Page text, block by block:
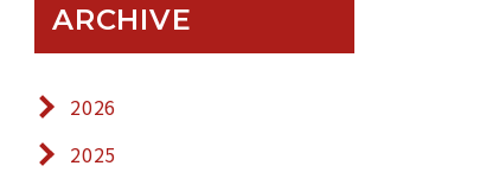
ARCHIVE
2026
2025